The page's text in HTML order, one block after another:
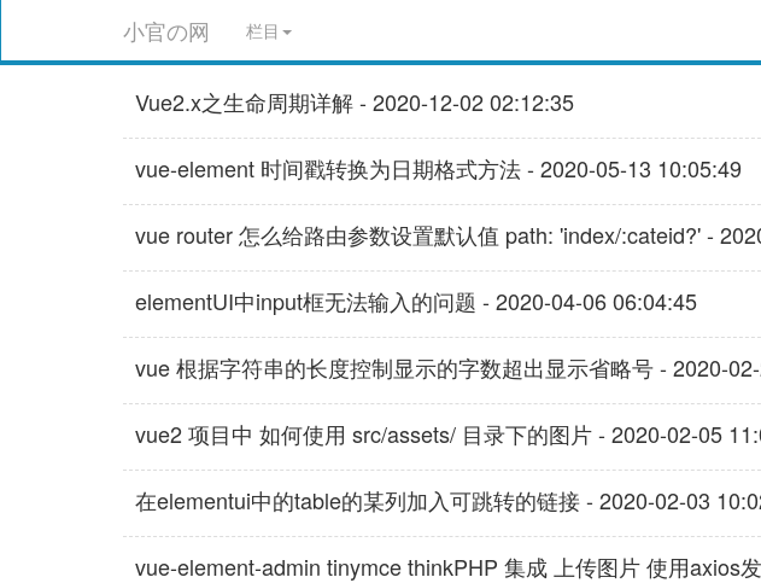
小官の网 栏目
Vue2.x之生命周期详解 - 2020-12-02 02:12:35
vue-element 时间戳转换为日期格式方法 - 2020-05-13 10:05:49
vue router 怎么给路由参数设置默认值 path: 'index/:cateid?' -
elementUI中input框无法输入的问题 - 2020-04-06 06:04:45
vue 根据字符串的长度控制显示的字数超出显示省略号 - 2020-
vue2 项目中 如何使用 src/assets/ 目录下的图片 - 2020-02-05
在elementui中的table的某列加入可跳转的链接 - 2020-02-03
vue-element-admin tinymce thinkPHP 集成 上传图片 使用axios